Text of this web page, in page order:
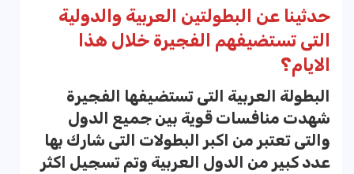
حدثينا عن البطولتين العربية والدولية
التى تستضيفهم الفجيرة خلال هذا
الايام؟
البطولة العربية التى تستضيفها الفجيرة
شهدت منافسات قوية بين جميع الدول
والتى تعتبر من اكبر البطولات التى شارك بها
عدد كبير من الدول العربية وتم تسجيل اكثر